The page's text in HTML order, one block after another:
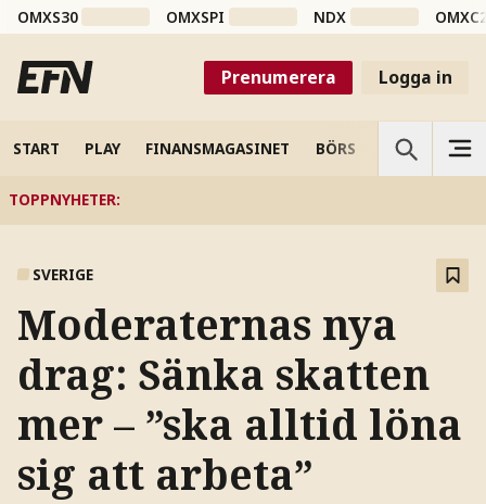
OMXS30 OMXSPI NDX
Prenumerera Logga in
START PLAY FINANSMAGASINET BÖRS VETENSKAP
TOPPNYHETER:
SVERIGE
Moderaternas nya
drag: Sänka skatten
mer – ”ska alltid löna
sig att arbeta”